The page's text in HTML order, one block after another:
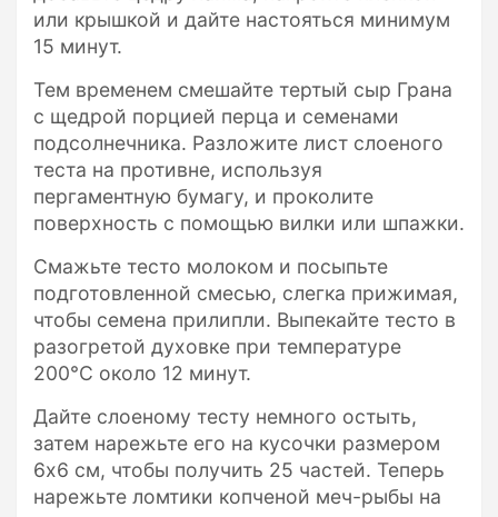
или крышкой и дайте настояться минимум
15 минут.
Тем временем смешайте тертый сыр Грана
с щедрой порцией перца и семенами
подсолнечника. Разложите лист слоеного
теста на противне, используя
пергаментную бумагу, и проколите
поверхность с помощью вилки или шпажки.
Смажьте тесто молоком и посыпьте
подготовленной смесью, слегка прижимая,
чтобы семена прилипли. Выпекайте тесто в
разогретой духовке при температуре
200°C около 12 минут.
Дайте слоеному тесту немного остыть,
затем нарежьте его на кусочки размером
6х6 см, чтобы получить 25 частей. Теперь
нарежьте ломтики копченой меч-рыбы на